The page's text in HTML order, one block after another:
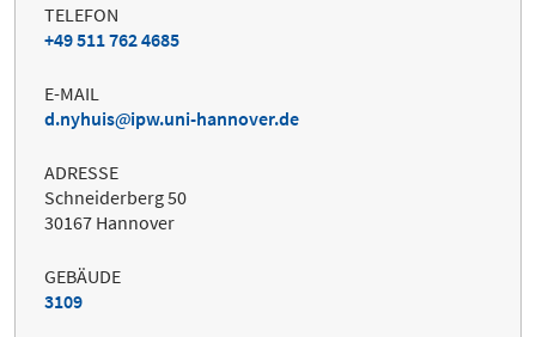
TELEFON
+49 511 762 4685
E-MAIL
d.nyhuis
ipw.uni-hannover.de
ADRESSE
Schneiderberg 50
30167 Hannover
GEBÄUDE
3109